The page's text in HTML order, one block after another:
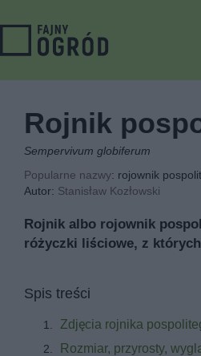
Rojnik
Sempervivum globiferum
Popularne nazwy: rojownik
Autor: Stanisław Kozłowski
Rojnik albo rojownik
różyczki liściowe, z
Spis treści
Zdjęcia rojnika
Rozmiar, przyrosty,